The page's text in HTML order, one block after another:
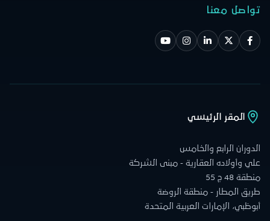
تواصل معنا
المقر الرئيسي
الدوران الرابع والخامس
علي وأولاده العقارية - مبنى الشركة
منطقة 48 ج 55
طريق المطار - منطقة الروضة
أبوظبي، الإمارات العربية المتحدة